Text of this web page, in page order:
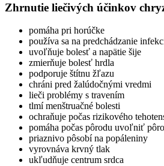
Zhrnutie liečivých účinkov
pomáha pri horúčke
používa sa na predchádzanie
uvoľňuje bolesť a napätie šije
zmierňuje bolesť hrdla
podporuje štítnu žľazu
chráni pred žalúdočnými vredmi
lieči problémy s travením
tlmí menštruačné bolesti
ochraňuje počas rizikového
pomáha počas pôrodu uvoľniť
priaznivo pôsobí na popáleniny
vyrovnáva krvný tlak
ukľudňuje centrum srdca